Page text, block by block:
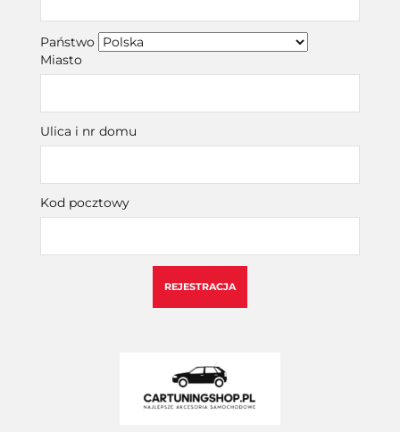
Państwo
Miasto
Ulica i nr domu
Kod pocztowy
REJESTRACJA